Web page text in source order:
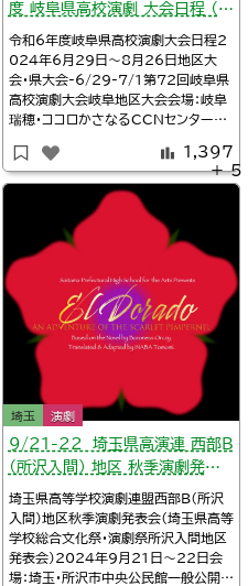
度 岐阜県高校演劇 大会日程 （一
覧）
令和6年度岐阜県高校演劇大会日程2
024年6月29日～8月26日地区大
会・県大会-6/29-7/1第72回岐阜県
高校演劇大会岐阜地区大会会場：岐阜
瑞穂・ココロかさなるCCNセンター@
県高校演劇大会中東濃飛騨地区大会会
場：岐阜・美濃市文化会館-7/6-7第7
2回岐阜県高校演劇大会西濃地区大会
会場：岐阜瑞穂・ココロかさなるCCN
センター@seino_
1,397
埼玉 演劇
９/21-22 埼玉県高演連 西部B
（所沢入間） 地区 秋季演劇発表
会
埼玉県高等学校演劇連盟西部B（所沢
入間）地区秋季演劇発表会（埼玉県高等
学校総合文化祭・演劇祭所沢入間地区
発表会）2024年9月21日～22日会
場：埼玉・所沢市中央公民館一般公開あ
＋ 5